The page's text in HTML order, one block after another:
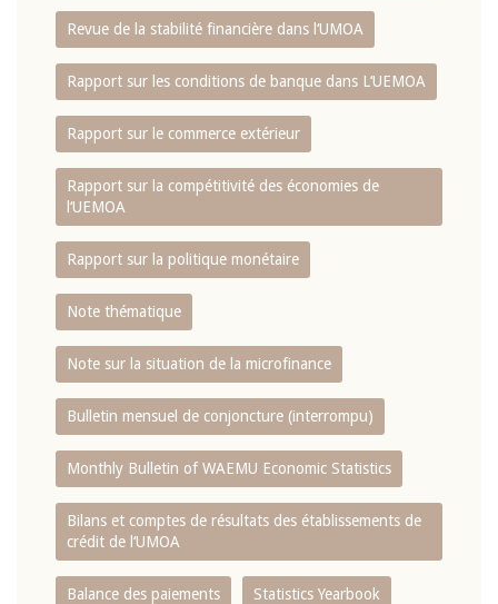
Revue de la stabilité financière dans l‘UMOA
Rapport sur les conditions de banque dans L‘UEMOA
Rapport sur le commerce extérieur
Rapport sur la compétitivité des économies de
l‘UEMOA
Rapport sur la politique monétaire
Note thématique
Note sur la situation de la microfinance
Bulletin mensuel de conjoncture (interrompu)
Monthly Bulletin of WAEMU Economic Statistics
Bilans et comptes de résultats des établissements de
crédit de l‘UMOA
Balance des paiements Statistics Yearbook